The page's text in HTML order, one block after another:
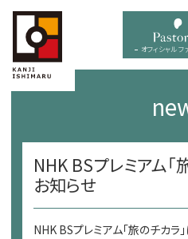
menu オフィシャル フ
NHK BSプレミアム「
お知らせ
NHK BSプレミアム「旅のチカラ